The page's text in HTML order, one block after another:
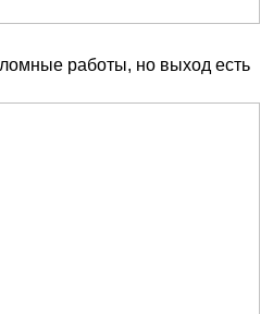
работы, но выход есть